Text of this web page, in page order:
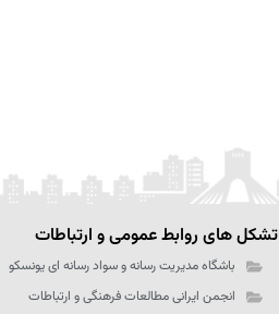
تشکل های روابط عمومی و ارتباطات
باشگاه مدیریت رسانه و سواد رسانه ای یونسکو
انجمن ایرانی مطالعات فرهنگی و ارتباطات